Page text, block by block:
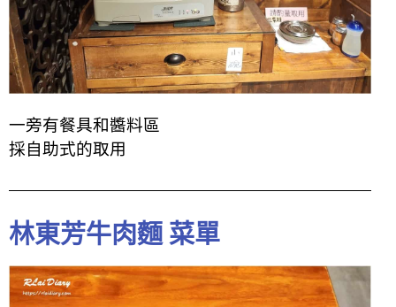
一旁有餐具和醬料區
採自助式的取用
林東芳牛肉麵 菜單